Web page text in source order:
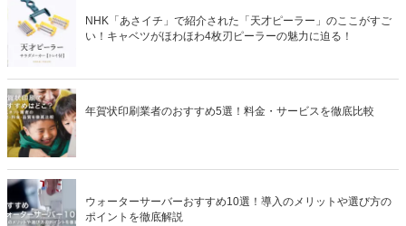
NHK「あさイチ」で紹介された「天才ピーラー」のここがすご
い！キャベツがほわほわ4枚刃ピーラーの魅力に迫る！
年賀状印刷業者のおすすめ5選！料金・サービスを徹底比較
ウォーターサーバーおすすめ10選！導入のメリットや選び方の
ポイントを徹底解説